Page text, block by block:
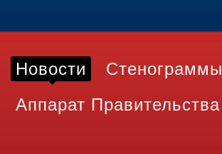
Новости Стенограммы
Аппарат Правительства